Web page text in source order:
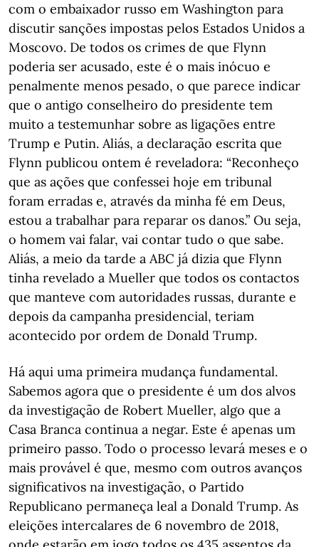
com o embaixador russo em Washington para
discutir sanções impostas pelos Estados Unidos a
Moscovo. De todos os crimes de que Flynn
poderia ser acusado, este é o mais inócuo e
penalmente menos pesado, o que parece indicar
que o antigo conselheiro do presidente tem
muito a testemunhar sobre as ligações entre
Trump e Putin. Aliás, a declaração escrita que
Flynn publicou ontem é reveladora: “Reconheço
que as ações que confessei hoje em tribunal
foram erradas e, através da minha fé em Deus,
estou a trabalhar para reparar os danos.” Ou seja,
o homem vai falar, vai contar tudo o que sabe.
Aliás, a meio da tarde a ABC já dizia que Flynn
tinha revelado a Mueller que todos os contactos
que manteve com autoridades russas, durante e
depois da campanha presidencial, teriam
acontecido por ordem de Donald Trump.
Há aqui uma primeira mudança fundamental.
Sabemos agora que o presidente é um dos alvos
da investigação de Robert Mueller, algo que a
Casa Branca continua a negar. Este é apenas um
primeiro passo. Todo o processo levará meses e o
mais provável é que, mesmo com outros avanços
significativos na investigação, o Partido
Republicano permaneça leal a Donald Trump. As
eleições intercalares de 6 novembro de 2018,